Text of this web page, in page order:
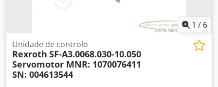
1 / 6
Unidade de controlo
Rexroth SF-A3.0068.030-10.050
Servomotor MNR: 1070076411
SN: 004613544